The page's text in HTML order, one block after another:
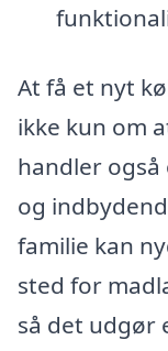
At få et nyt
ikke kun om
handler
og
familie kan
sted for
så det udgør